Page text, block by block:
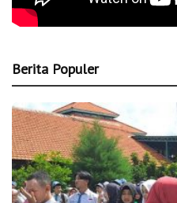
Berita Populer